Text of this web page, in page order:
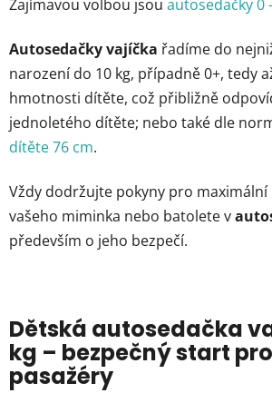
Zajímavou volbou jsou autosedačky 0
Autosedačky vajíčka řadíme do
narození do 10 kg, případně 0+, tedy
hmotnosti dítěte, což přibližně
jednoletého dítěte; nebo také dle
dítěte 76 cm.
Vždy dodržujte pokyny pro
vašeho miminka nebo batolete v
především o jeho bezpečí.
Dětská autosedačka
kg – bezpečný start
pasažéry